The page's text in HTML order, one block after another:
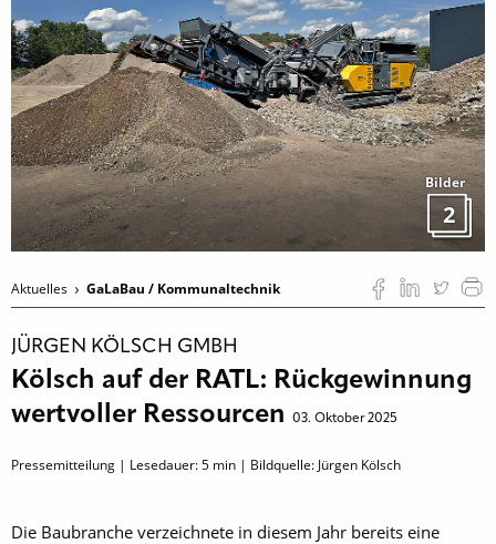
Bilder
2
Aktuelles GaLaBau / Kommunaltechnik
JÜRGEN KÖLSCH GMBH
Kölsch auf der RATL: Rückgewinnung
wertvoller Ressourcen
03. Oktober 2025
Pressemitteilung | Lesedauer:5 min | Bildquelle: Jürgen Kölsch
Die Baubranche verzeichnete in diesem Jahr bereits eine